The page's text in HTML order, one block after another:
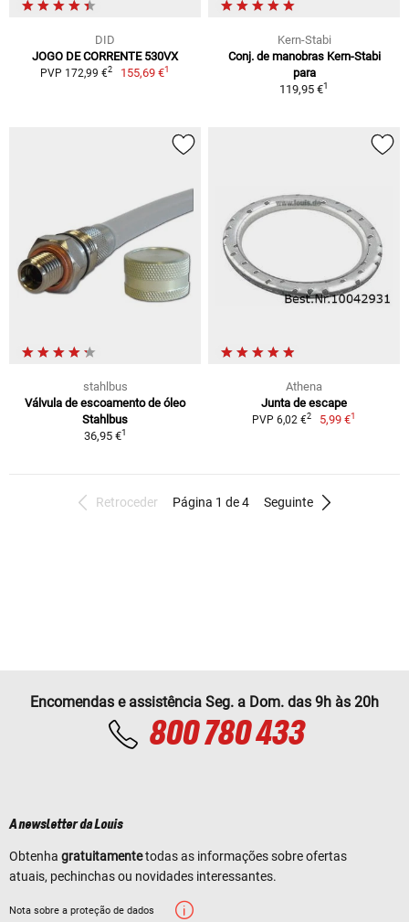
DID
JOGO DE CORRENTE 530VX
PVP 172,99 €2 155,69 €1
Kern-Stabi
Conj. de manobras Kern-Stabi
para
119,95 €1
stahlbus
Válvula de escoamento de óleo
Stahlbus
36,95 €1
Athena
Junta de escape
PVP 6,02 €2 5,99 €1
Retroceder Página 1 de 4 Seguinte
Encomendas e assistência Seg. a Dom. das 9h às 20h
800 780 433
A newsletter da Louis
Obtenha gratuitamentetodas as informações sobre ofertas
atuais, pechinchas ou novidades interessantes.
Nota sobre a proteção de dados